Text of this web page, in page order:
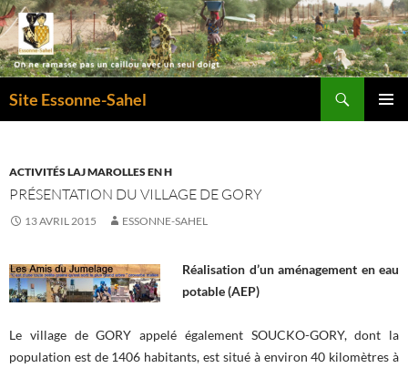
Site Essonne-Sahel
ACTIVITÉS LAJ MAROLLES EN H
PRÉSENTATION DU VILLAGE DE GORY
13 AVRIL 2015 ESSONNE-SAHEL
Réalisation d’un aménagement en eau
potable (AEP)
Le village de GORY appelé également SOUCKO-GORY, dont la
population est de 1406 habitants, est situé à environ 40 kilomètres à